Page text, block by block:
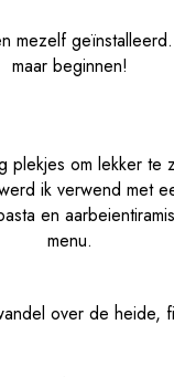
mezelf
maar beginnen!
plekjes om lekker te
ik verwend met
en
menu.
over de heide,